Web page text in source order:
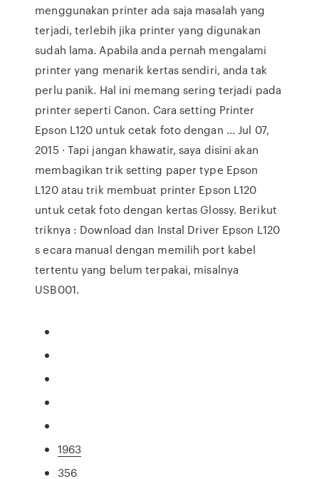
menggunakan printer ada saja masalah yang
terjadi, terlebih jika printer yang digunakan
sudah lama. Apabila anda pernah mengalami
printer yang menarik kertas sendiri, anda tak
perlu panik. Hal ini memang sering terjadi pada
printer seperti Canon. Cara setting Printer
Epson L120 untuk cetak foto dengan ... Jul 07,
2015 · Tapi jangan khawatir, saya disini akan
membagikan trik setting paper type Epson
L120 atau trik membuat printer Epson L120
untuk cetak foto dengan kertas Glossy. Berikut
triknya : Download dan Instal Driver Epson L120
s ecara manual dengan memilih port kabel
tertentu yang belum terpakai, misalnya
USB001.
1963
356